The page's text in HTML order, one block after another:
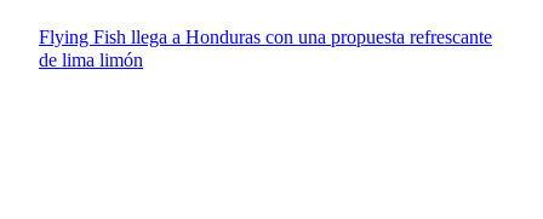
Flying Fish llega a Honduras con una propuesta refrescante
de lima limón